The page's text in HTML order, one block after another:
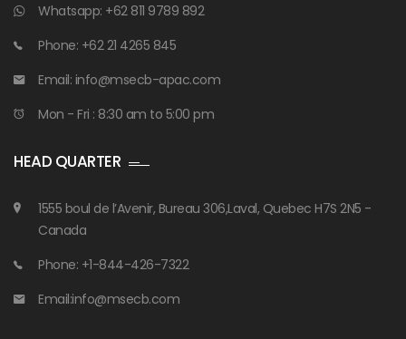
Whatsapp: +62 811 9789 892
Phone: +62 21 4265 845
Email: info@msecb-apac.com
Mon - Fri : 8:30 am to 5:00 pm
HEAD QUARTER
1555 boul de l’Avenir, Bureau 306,Laval, Quebec H7S 2N5 -
Canada
Phone: +1-844-426-7322
Email:info@msecb.com